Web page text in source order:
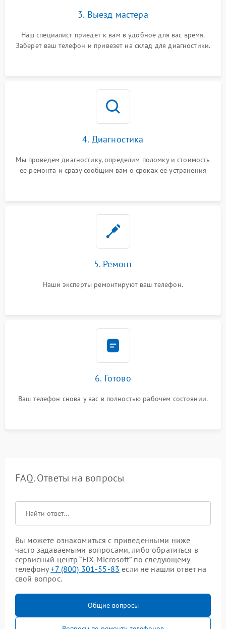
3. Выезд мастера
Наш специалист приедет к вам в удобное для вас время.
Заберет ваш телефон и привезет на склад для диагностики.
4. Диагностика
Мы проведем диагностику, определим поломку и стоимость
ее ремонта и сразу сообщим вам о сроках ее устранения
5. Ремонт
Наши эксперты ремонтируют ваш телефон.
6. Готово
Ваш телефон снова у вас в полностью рабочем состоянии.
FAQ. Ответы на вопросы
Вы можете ознакомиться с приведенными ниже
часто задаваемыми вопросами, либо обратиться в
сервисный центр “FIX-Microsoft” по следующему
телефону+7 (800) 301-55-83 если не нашли ответ на
свой вопрос.
Общие вопросы